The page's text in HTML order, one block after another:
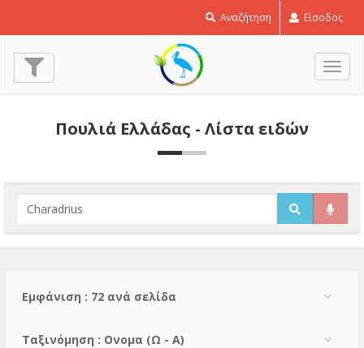
Αναζήτηση Είσοδος
Πουλιά Ελλάδας - Λίστα ειδών
Εμφάνιση : 72 ανά σελίδα
Тαξινόμηση : Ονομα (Ω - Α)